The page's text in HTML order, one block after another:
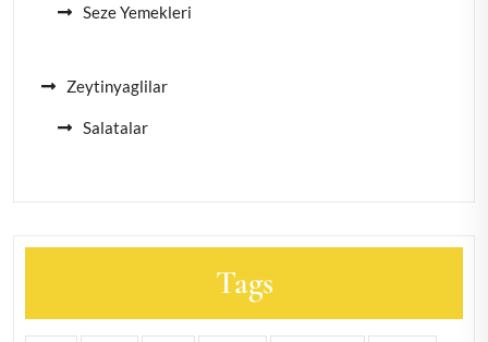
Seze Yemekleri
Zeytinyaglilar
Salatalar
Tags